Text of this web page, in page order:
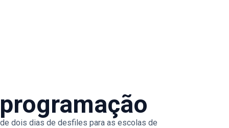
de dois dias de desfiles para as escolas de